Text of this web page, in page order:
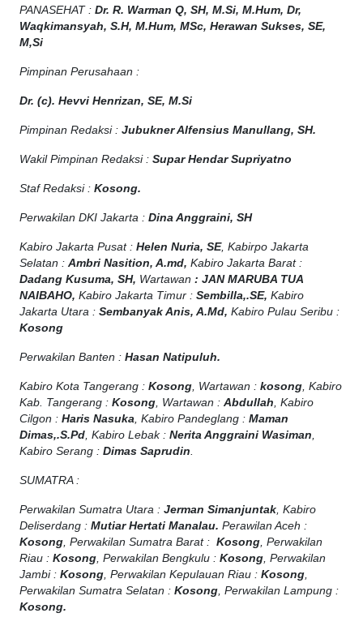
PANASEHAT : Dr. R. Warman Q, SH, M.Si, M.Hum, Dr,
Waqkimansyah, S.H, M.Hum, MSc, Herawan Sukses, SE,
M,Si
Pimpinan Perusahaan :
Dr. (c). Hevvi Henrizan, SE, M.Si
Pimpinan Redaksi : Jubukner Alfensius Manullang, SH.
Wakil Pimpinan Redaksi : Supar Hendar Supriyatno
Staf Redaksi : Kosong.
Perwakilan DKI Jakarta : Dina Anggraini, SH
Kabiro Jakarta Pusat : Helen Nuria, SE, Kabirpo Jakarta
Selatan : Ambri Nasition, A.md, Kabiro Jakarta Barat :
Dadang Kusuma, SH, Wartawan : JAN MARUBA TUA
NAIBAHO, Kabiro Jakarta Timur : Sembilla,.SE, Kabiro
Jakarta Utara : Sembanyak Anis, A.Md, Kabiro Pulau Seribu :
Kosong
Perwakilan Banten : Hasan Natipuluh.
Kabiro Kota Tangerang : Kosong , Wartawan : kosong , Kabiro
Kab. Tangerang : Kosong , Wartawan : Abdullah , Kabiro
Cilgon : Haris Nasuka , Kabiro Pandeglang : Maman
Dimas,.S.Pd , Kabiro Lebak : Nerita Anggraini Wasiman
Kabiro Serang : Dimas Saprudin
SUMATRA :
Perwakilan Sumatra Utara : Jerman Simanjuntak , Kabiro
Deliserdang : Mutiar Hertati Manalau. Perawilan Aceh :
Kosong , Perwakilan Sumatra Barat : Kosong , Perwakilan
Riau : Kosong , Perwakilan Bengkulu : Kosong , Perwakilan
Jambi : Kosong , Perwakilan Kepulauan Riau : Kosong
Perwakilan Sumatra Selatan : Kosong , Perwakilan Lampung :
Kosong.